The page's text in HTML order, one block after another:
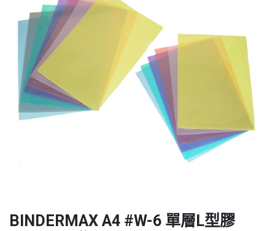
BINDERMAX A4 #W-6 單層L型膠